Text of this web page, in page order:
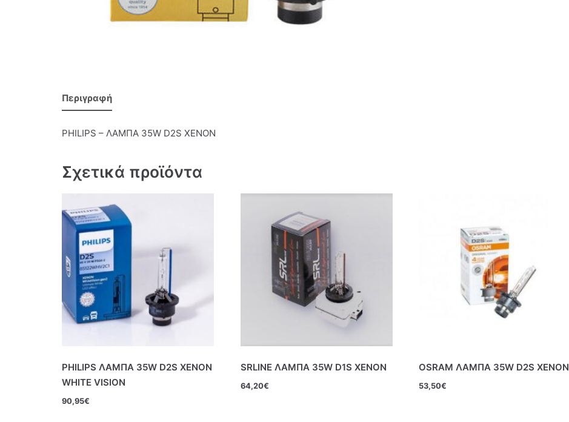
Περιγραφή
PHILIPS – ΛΑΜΠΑ 35W D2S ΧΕΝΟΝ
Σχετικά προϊόντα
PHILIPS ΛΑΜΠΑ 35W D2S ΧΕΝΟΝ
WHITE VISION
90,95€
SRLINE ΛΑΜΠΑ 35W D1S ΧΕΝΟΝ
64,20€
OSRAM ΛΑΜΠΑ 35W D2S ΧΕΝΟΝ
53,50€